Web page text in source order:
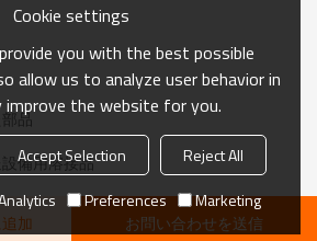
品
備用溶接品
加 お問い合わせを送信
Cookie settings
you with the best possible
allow us to analyze user behavior in
the website for you.
Accept Selection
Reject All
Preferences Marketing